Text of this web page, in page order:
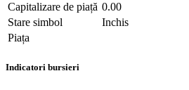
Capitalizare de piață 0.00
Stare simbol
Inchis
Piața
Indicatori bursieri